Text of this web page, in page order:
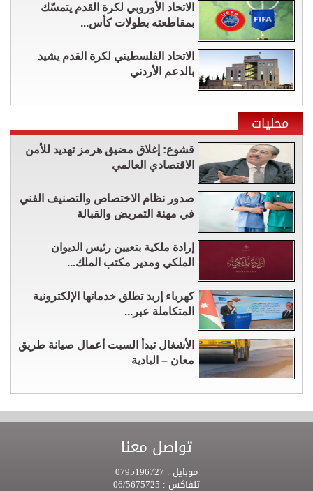
الاتحاد الأوروبي لكرة القدم يتمسّك
بمقاطعته بطولات كأس...
الاتحاد الفلسطيني لكرة القدم يشيد
بالدعم الأردني
محليات
قشوع: إغلاق مضيق هرمز تهديد للأمن
الاقتصادي العالمي
صدور نظام الاختصاص والتصنيف الفني
في مهنة التمريض والقبالة
إرادة ملكية بتعيين رئيس الديوان
الملكي ومدير مكتب الملك...
كهرباء إربد تطلق خدماتها الإلكترونية
المتكاملة عبر...
الأشغال تبدأ السبت أعمال صيانة طريق
معان – البادية
تواصل معنا
موبايل :
تلفاكس :